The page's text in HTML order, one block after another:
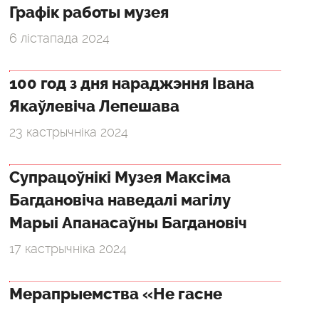
Графік работы музея
6 лістапада 2024
100 год з дня нараджэння Івана
Якаўлевіча Лепешава
23 кастрычніка 2024
Супрацоўнікі Музея Максіма
Багдановіча наведалі магілу
Марыі Апанасаўны Багдановіч
17 кастрычніка 2024
Мерапрыемства «Не гасне